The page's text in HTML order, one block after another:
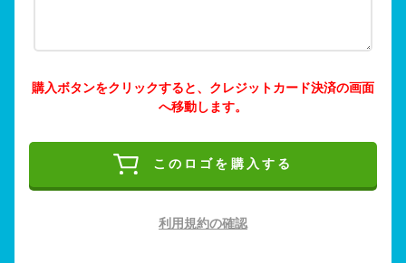
購入ボタンをクリックすると、クレジットカード決済の画面
へ移動します。
このロゴを購入する
利用規約の確認